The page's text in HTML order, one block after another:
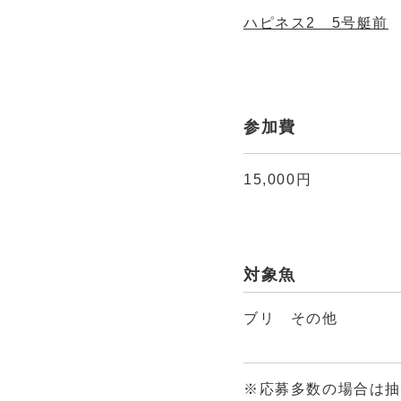
ハピネス2 5号艇前
参加費
15,000円
対象魚
ブリ その他
※応募多数の場合は